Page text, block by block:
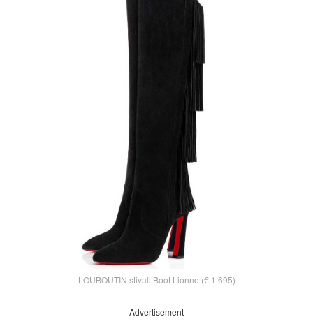
LOUBOUTIN stivali Boot Lionne (€ 1.695)
Advertisement